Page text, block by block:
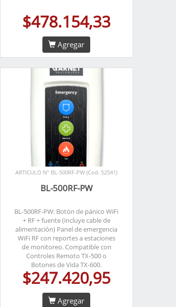
$478.154,33
Agregar
ARTICULO N° BL-500RF-PW (Cod. 52541)
BL-500RF-PW
BL-500RF-PW: Botón de pánico WiFi
+ RF + fuente (incluye cable de
alimentación) Panel de emergencia
WiFi RF con reportes a estaciones
de monitoreo. Compatible con
Controles Remoto TX-500 o
Botones de Vida TX-600.
$247.420,95
Agregar